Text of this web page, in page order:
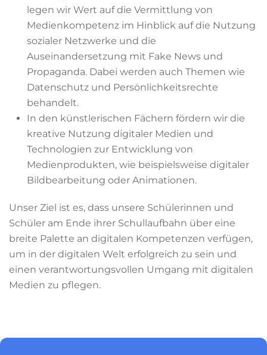
legen wir Wert auf die Vermittlung von
Medienkompetenz im Hinblick auf die Nutzung
sozialer Netzwerke und die
Auseinandersetzung mit Fake News und
Propaganda. Dabei werden auch Themen wie
Datenschutz und Persönlichkeitsrechte
behandelt.
In den künstlerischen Fächern fördern wir die
kreative Nutzung digitaler Medien und
Technologien zur Entwicklung von
Medienprodukten, wie beispielsweise digitaler
Bildbearbeitung oder Animationen.
Unser Ziel ist es, dass unsere Schülerinnen und
Schüler am Ende ihrer Schullaufbahn über eine
breite Palette an digitalen Kompetenzen verfügen,
um in der digitalen Welt erfolgreich zu sein und
einen verantwortungsvollen Umgang mit digitalen
Medien zu pflegen.